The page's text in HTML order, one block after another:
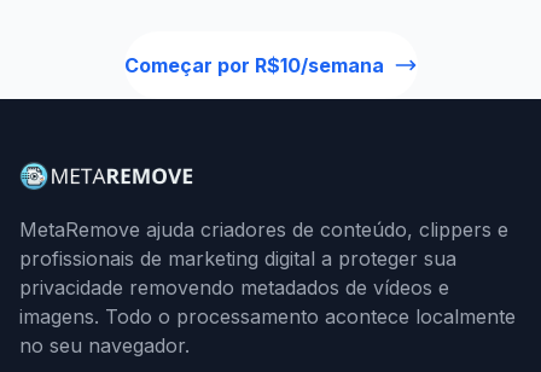
Começar por R$10/semana
MetaRemove ajuda criadores de conteúdo, clippers e
profissionais de marketing digital a proteger sua
privacidade removendo metadados de vídeos e
imagens. Todo o processamento acontece localmente
no seu navegador.